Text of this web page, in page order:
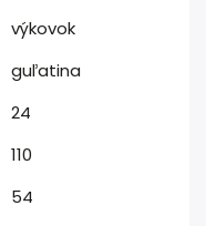
výkovok
guľatina
24
110
54